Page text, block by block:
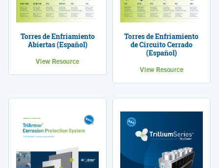
Torres de Enfriamiento
Abiertas (Español)
View Resource
Torres de Enfriamiento
de Circuito Cerrado
(Español)
View Resource